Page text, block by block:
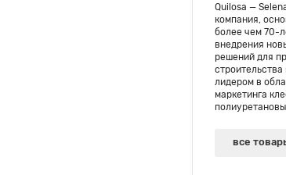
Quilosa —
компания,
более чем 70-
внедрения
решений для
лидером в
маркетинга
все